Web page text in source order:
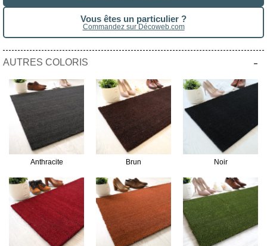
Vous êtes un particulier ?
Commandez sur Décoweb.com
AUTRES COLORIS -
Anthracite Brun Noir